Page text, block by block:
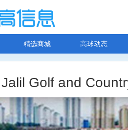
精选商城 高球动态
Golf and